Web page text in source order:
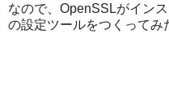
なので、OpenSSLがイン
の設定ツールをつくってみ